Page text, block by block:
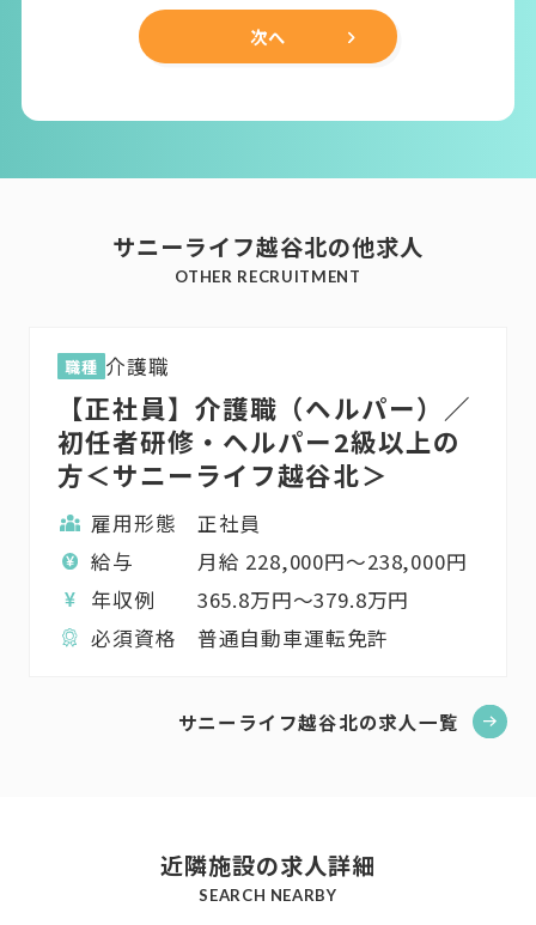
次へ
サニーライフ越谷北の他求人
OTHER RECRUITMENT
職種 介護職
【正社員】介護職（ヘルパー）／
初任者研修・ヘルパー2級以上の
方＜サニーライフ越谷北＞
雇用形態
正社員
給与
月給 228,000円〜238,000円
年収例
365.8万円〜379.8万円
必須資格
普通自動車運転免許
サニーライフ越谷北の求人一覧
近隣施設の求人詳細
SEARCH NEARBY